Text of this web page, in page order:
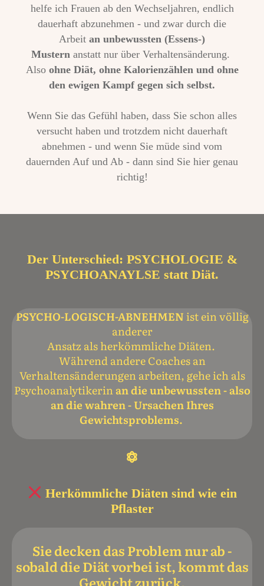
helfe ich Frauen ab den Wechseljahren, endlich
dauerhaft abzunehmen - und zwar durch die
Arbeit an unbewussten (Essens-)
Mustern anstatt nur über Verhaltensänderung.
Also ohne Diät, ohne Kalorienzählen und ohne
den ewigen Kampf gegen sich selbst.
Wenn Sie das Gefühl haben, dass Sie schon alles
versucht haben und trotzdem nicht dauerhaft
abnehmen - und wenn Sie müde sind vom
dauernden Auf und Ab - dann sind Sie hier genau
richtig!
Der Unterschied: PSYCHOLOGIE &
PSYCHOANAYLSE statt Diät.
PSYCHO-LOGISCH-ABNEHMENist ein völlig
anderer
Ansatz alsherkömmliche Diäten.
Während andere Coaches an
Verhaltensänderungen arbeiten, gehe ich als
Psychoanalytikerinan die unbewussten - also
an die wahren - Ursachen Ihres
Gewichtsproblems.
Herkömmliche Diäten sind wie ein
Pflaster
Sie decken das Problem nur ab -
sobald die Diät vorbei ist, kommt das